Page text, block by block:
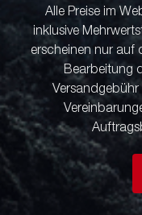
Alle Preise im
inklusive
erscheinen nur auf
Bearbeitung